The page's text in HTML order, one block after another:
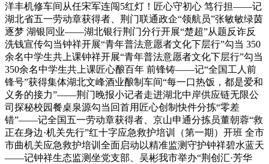
洋丰机修车间从任宋军连闯5红灯！匠心守初心 笃行担——记
湖北省五一劳动章获得者、荆门联通政企“领航员”张敏敏绿茵
逐梦 湖银同业——湖北银行荆门分行开展“楚超”从题反诈反
洗钱宣传勾当钟祥开展“青年普法意愿者文化下层行”勾当 350
余名中学生共上课钟祥开展“青年普法意愿者文化下层行”勾当
350余名中学生共上课匠心酿百年 前锋铸——记“全国工人前
锋号”获得集体湖北文峰酒业酿制车间“每一口热饭，都是爱和
义务的接力”——荆门晚报小记者走进湖北中岸供应链无限公
司探秘校园餐桌泉源勾当回首用匠心创制快件分拣“零差
错”——记全国五一劳动章获得者、京山申通分拣员董朝蓉“救
正在身边·机关先行”红十字应急救护培训（第一期）开班 全市
市曲机关应急救护培训全面启动以精准监测守护钟祥碧水蓝天
——记钟祥生态监测坐党支部、吴彬我市举办“荆创汇·芳华